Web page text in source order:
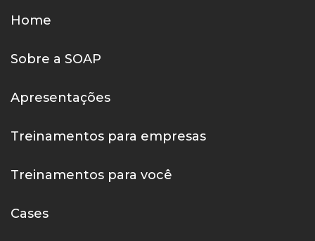
Home
Sobre a SOAP
Apresentações
Treinamentos para empresas
Treinamentos para você
Cases